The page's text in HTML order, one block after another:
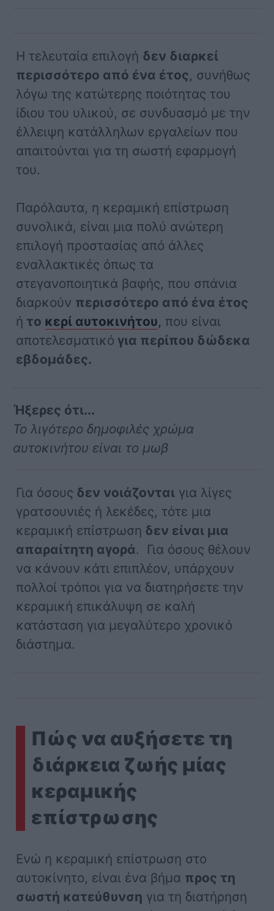
Η τελευταία επιλογή δεν διαρκεί
περισσότερο από ένα έτος, συνήθως
λόγω της κατώτερης ποιότητας του
ίδιου του υλικού, σε συνδυασμό με την
έλλειψη κατάλληλων εργαλείων που
απαιτούνται για τη σωστή εφαρμογή
του.
Παρόλαυτα, η κεραμική επίστρωση
συνολικά, είναι μια πολύ ανώτερη
επιλογή προστασίας από άλλες
εναλλακτικές όπως τα
στεγανοποιητικά βαφής, που σπάνια
διαρκούν περισσότερο από ένα έτος
ή το κερί αυτοκινήτου, που είναι
αποτελεσματικό για περίπου δώδεκα
εβδομάδες.
Ήξερες ότι...
Το λιγότερο δημοφιλές χρώμα
αυτοκινήτου είναι το μωβ
Για όσους δεν νοιάζονται για λίγες
γρατσουνιές ή λεκέδες, τότε μια
κεραμική επίστρωση δεν είναι μια
απαραίτητη αγορά. Για όσους θέλουν
να κάνουν κάτι επιπλέον, υπάρχουν
πολλοί τρόποι για να διατηρήσετε την
κεραμική επικάλυψη σε καλή
κατάσταση για μεγαλύτερο χρονικό
διάστημα.
Πώς να αυξήσετε τη
διάρκεια ζωής μίας
κεραμικής
επίστρωσης
Ενώ η κεραμική επίστρωση στο
αυτοκίνητο, είναι ένα βήμα προς τη
σωστή κατεύθυνση για τη διατήρηση